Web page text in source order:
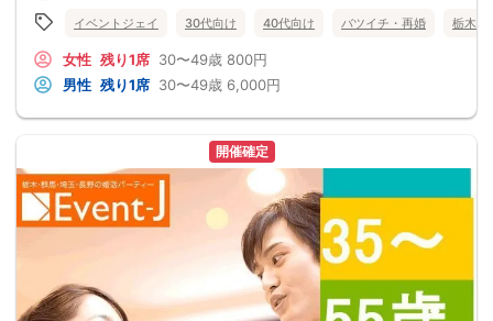
イベントジェイ 30代向け 40代向け バツイチ・再婚 栃木県
女性 残り1席 30〜49歳 800円
男性 残り1席 30〜49歳 6,000円
開催確定